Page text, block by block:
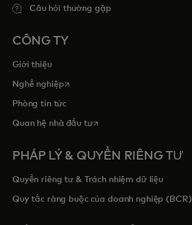
Câu hỏi thường gặp
CÔNG TY
Giới thiệu
Nghề nghiệpopens in a new tab
Phòng tin tức
Quan hệ nhà đầu tưopens in a new tab
PHÁP LÝ & QUYỀN RIÊNG TƯ
Quyền riêng tư & Trách nhiệm dữ liệu
Quy tắc ràng buộc của doanh nghiệp (BCR)